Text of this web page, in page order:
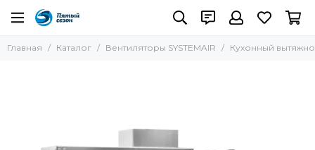
Вентиляторы SYSTEMAIR
Главная Каталог Вентиляторы SYSTEMAIR Кухонный